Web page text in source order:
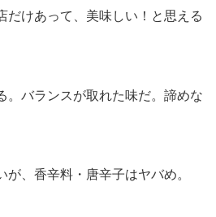
だけあって、美味しい！と思える
。バランスが取れた味だ。諦めな
、香辛料・唐辛子はヤバめ。